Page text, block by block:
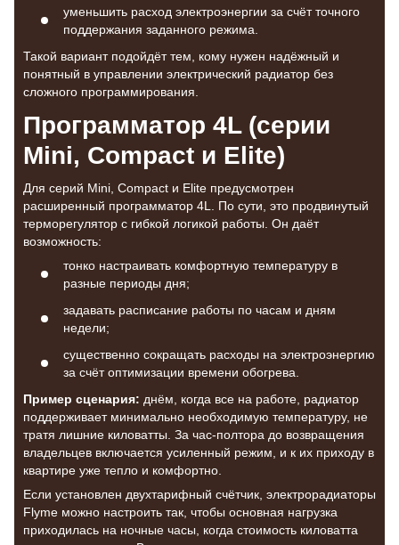
уменьшить расход электроэнергии за счёт точного
поддержания заданного режима.
Такой вариант подойдёт тем, кому нужен надёжный и
понятный в управлении электрический радиатор без
сложного программирования.
Программатор 4L (серии
Mini, Compact и Elite)
Для серий Mini, Compact и Elite предусмотрен
расширенный программатор 4L. По сути, это продвинутый
терморегулятор с гибкой логикой работы. Он даёт
возможность:
тонко настраивать комфортную температуру в
разные периоды дня;
задавать расписание работы по часам и дням
недели;
существенно сокращать расходы на электроэнергию
за счёт оптимизации времени обогрева.
Пример сценария: днём, когда все на работе, радиатор
поддерживает минимально необходимую температуру, не
тратя лишние киловатты. За час-полтора до возвращения
владельцев включается усиленный режим, и к их приходу в
квартире уже тепло и комфортно.
Если установлен двухтарифный счётчик, электрорадиаторы
Flyme можно настроить так, чтобы основная нагрузка
приходилась на ночные часы, когда стоимость киловатта